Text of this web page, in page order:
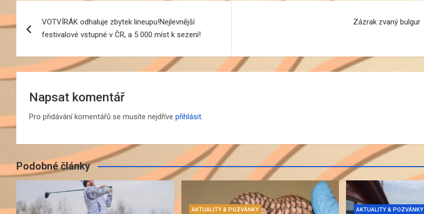
Navigace
pro
příspěvek
VOTVÍRÁK odhaluje zbytek lineupu!Nejlevnější
festivalové vstupné v ČR, a 5 000 míst k sezení!
Zázrak zvaný bulgur
Napsat komentář
Pro přidávání komentářů se musíte nejdříve přihlásit.
Podobné články
AKTUALITY & POZVÁNKY
AKTUALITY & POZVÁNKY